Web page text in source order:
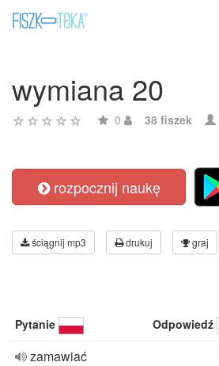
wymiana 20
0 38 fiszek
rozpocznij naukę
ściągnij mp3 drukuj graj
Pytanie Odpowiedź
zamawiać